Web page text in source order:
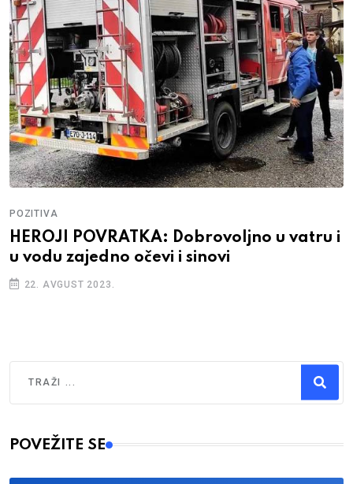
POZITIVA
HEROJI POVRATKA: Dobrovoljno u vatru i
u vodu zajedno očevi i sinovi
22. AVGUST 2023.
Type 2 or more characters for results.
POVEŽITE SE